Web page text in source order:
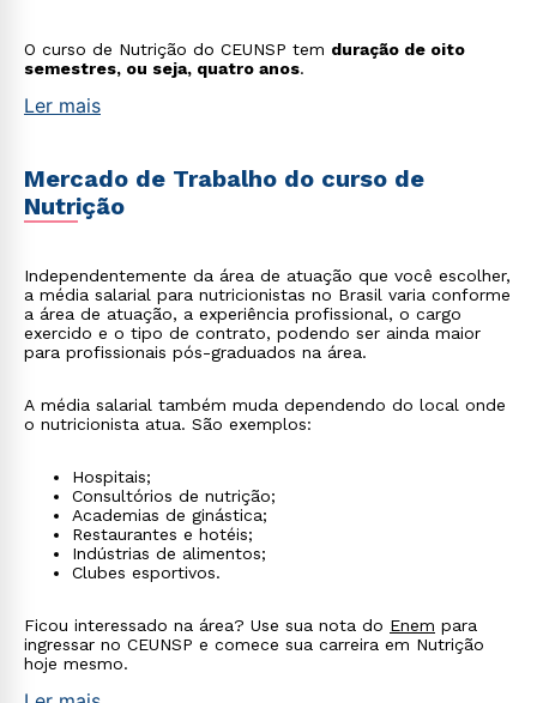
O curso de Nutrição do CEUNSP tem duração de oito
semestres, ou seja, quatro anos.
Ler mais
Mercado de Trabalho do curso de
Nutrição
Independentemente da área de atuação que você escolher,
a média salarial para nutricionistas no Brasil varia conforme
a área de atuação, a experiência profissional, o cargo
exercido e o tipo de contrato, podendo ser ainda maior
para profissionais pós-graduados na área.
A média salarial também muda dependendo do local onde
o nutricionista atua. São exemplos:
Hospitais;
Consultórios de nutrição;
Academias de ginástica;
Restaurantes e hotéis;
Indústrias de alimentos;
Clubes esportivos.
Ficou interessado na área? Use sua nota do Enem para
ingressar no CEUNSP e comece sua carreira em Nutrição
hoje mesmo.